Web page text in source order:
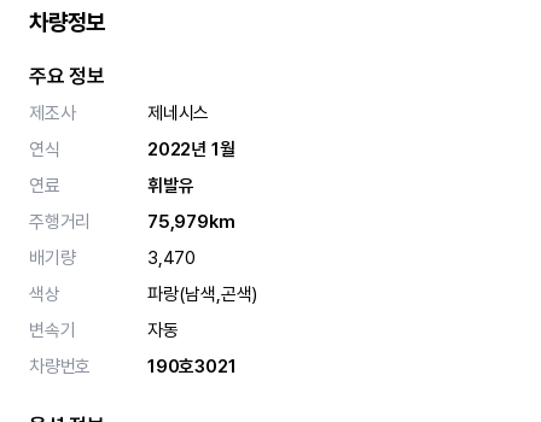
차량정보
주요 정보
제조사
제네시스
연식
2022년 1월
연료
휘발유
주행거리
75,979km
배기량
3,470
색상
파랑(남색,곤색)
변속기
자동
차량번호
190호3021